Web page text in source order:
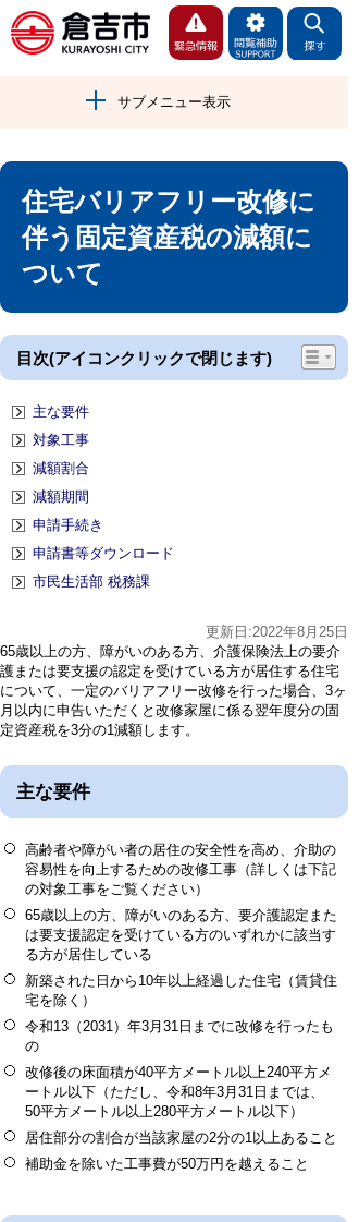
サブメニュー表示
住宅バリアフリー改修に
伴う固定資産税の減額に
ついて
目次(アイコンクリックで閉じます)
主な要件
対象工事
減額割合
減額期間
申請手続き
申請書等ダウンロード
市民生活部 税務課
更新日:2022年8月25日
65歳以上の方、障がいのある方、介護保険法上の要介
護または要支援の認定を受けている方が居住する住宅
について、一定のバリアフリー改修を行った場合、3ヶ
月以内に申告いただくと改修家屋に係る翌年度分の固
定資産税を3分の1減額します。
主な要件
高齢者や障がい者の居住の安全性を高め、介助の
容易性を向上するための改修工事（詳しくは下記
の対象工事をご覧ください）
65歳以上の方、障がいのある方、要介護認定また
は要支援認定を受けている方のいずれかに該当す
る方が居住している
新築された日から10年以上経過した住宅（賃貸住
宅を除く）
令和13（2031）年3月31日までに改修を行ったも
の
改修後の床面積が40平方メートル以上240平方メ
ートル以下（ただし、令和8年3月31日までは、
50平方メートル以上280平方メートル以下）
居住部分の割合が当該家屋の2分の1以上あること
補助金を除いた工事費が50万円を越えること